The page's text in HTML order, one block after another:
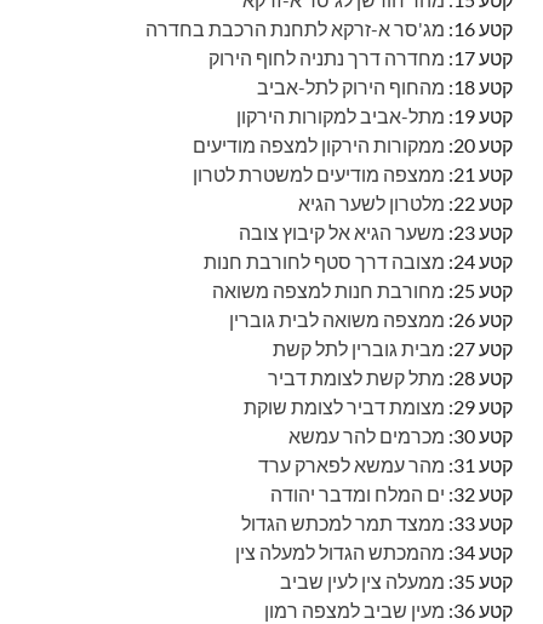
קטע 16:
מג'סר א-זרקא לתחנת הרכבת בחדרה
קטע 17:
מחדרה דרך נתניה לחוף הירוק
קטע 18:
מהחוף הירוק לתל-אביב
קטע 19:
מתל-אביב למקורות הירקון
קטע 20:
ממקורות הירקון למצפה מודיעים
קטע 21:
ממצפה מודיעים למשטרת לטרון
קטע 22:
מלטרון לשער הגיא
קטע 23:
משער הגיא אל קיבוץ צובה
קטע 24:
מצובה דרך סטף לחורבת חנות
קטע 25:
מחורבת חנות למצפה משואה
קטע 26:
ממצפה משואה לבית גוברין
קטע 27:
מבית גוברין לתל קשת
קטע 28:
מתל קשת לצומת דביר
קטע 29:
מצומת דביר לצומת שוקת
קטע 30:
מכרמים להר עמשא
קטע 31:
מהר עמשא לפארק ערד
קטע 32:
ים המלח ומדבר יהודה
קטע 33:
ממצד תמר למכתש הגדול
קטע 34:
מהמכתש הגדול למעלה צין
קטע 35:
ממעלה צין לעין שביב
קטע 36:
מעין שביב למצפה רמון